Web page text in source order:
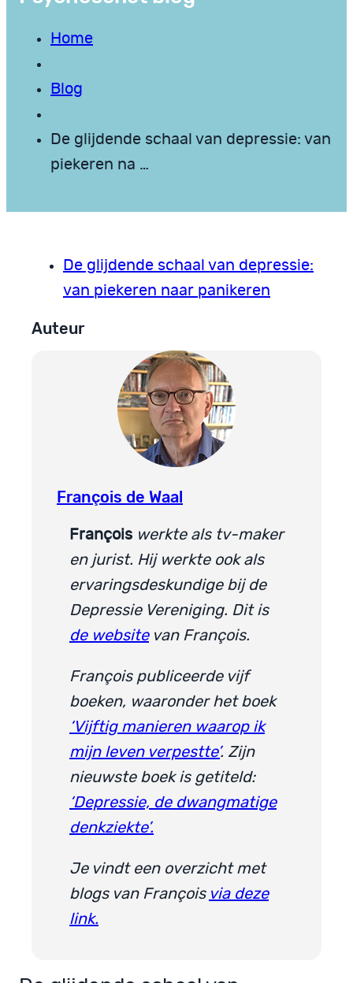
Home
Blog
De glijdende schaal van depressie: van
piekeren na …
De glijdende schaal van depressie:
van piekeren naar panikeren
Auteur
François de Waal
François werkte als tv-maker
en jurist. Hij werkte ook als
ervaringsdeskundige bij de
Depressie Vereniging. Dit is
de websitevan François.
François publiceerde vijf
boeken, waaronder het boek
‘Vijftig manieren waarop ik
mijn leven verpestte’. Zijn
nieuwste boek is getiteld:
‘Depressie, de dwangmatige
denkziekte’.
Je vindt een overzicht met
blogs van François via deze
link.